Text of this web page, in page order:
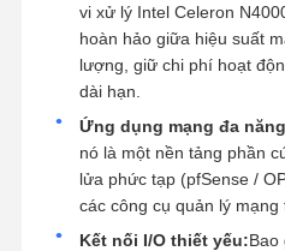
vi xử lý Intel Celeron
hoàn hảo giữa hiệu suất
lượng, giữ chi phí hoạt
dài hạn.
Ứng dụng mạng đa
nó là một nền tảng phần
lửa phức tạp (pfSense /
các công cụ quản lý mạng
Kết nối I/O thiết yếu:Bao